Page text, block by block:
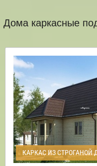
Дома каркасные
КАРКАС ИЗ СТРОГАНОЙ